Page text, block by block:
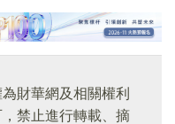
財華網及相關權利
禁止進行轉載、摘